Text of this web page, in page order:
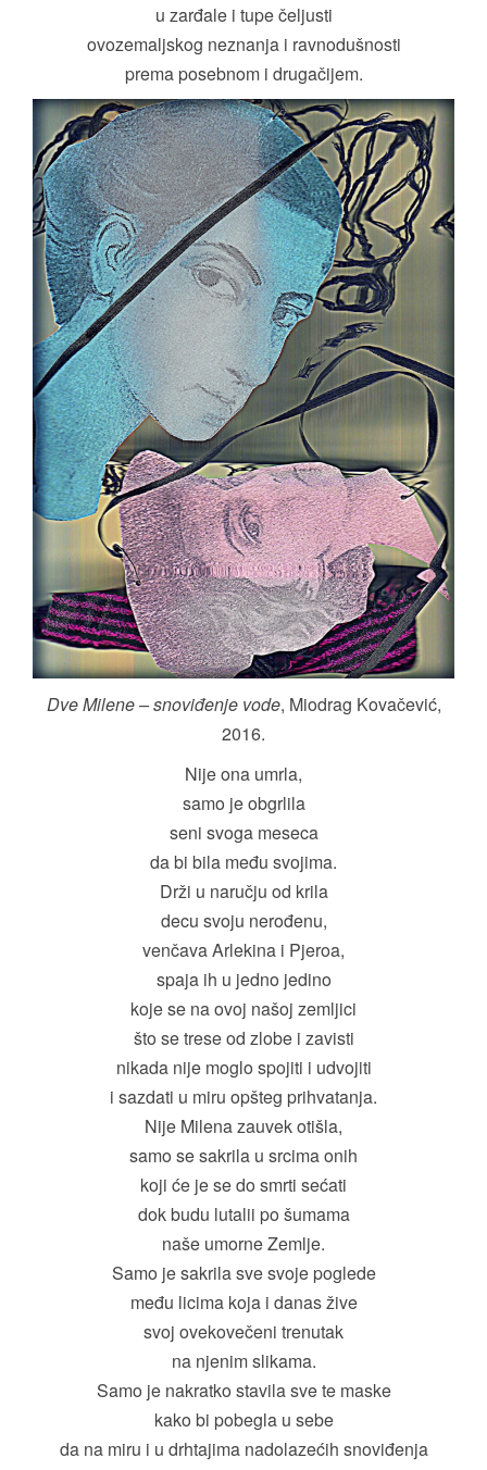
u zarđale i tupe čeljusti
ovozemaljskog neznanja i ravnodušnosti
prema posebnom i drugačijem.
Dve Milene – snoviđenje vode, Miodrag Kovačević,
2016.
Nije ona umrla,
samo je obgrlila
seni svoga meseca
da bi bila među svojima.
Drži u naručju od krila
decu svoju nerođenu,
venčava Arlekina i Pjeroa,
spaja ih u jedno jedino
koje se na ovoj našoj zemljici
što se trese od zlobe i zavisti
nikada nije moglo spojiti i udvojiti
i sazdati u miru opšteg prihvatanja.
Nije Milena zauvek otišla,
samo se sakrila u srcima onih
koji će je se do smrti sećati
dok budu lutalii po šumama
naše umorne Zemlje.
Samo je sakrila sve svoje poglede
među licima koja i danas žive
svoj ovekovečeni trenutak
na njenim slikama.
Samo je nakratko stavila sve te maske
kako bi pobegla u sebe
da na miru i u drhtajima nadolazećih snoviđenja